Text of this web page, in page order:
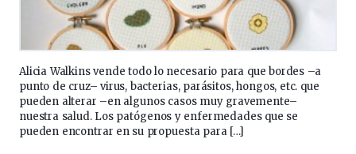
Alicia Walkins vende todo lo necesario para que bordes –a
punto de cruz– virus, bacterias, parásitos, hongos, etc. que
pueden alterar –en algunos casos muy gravemente–
nuestra salud. Los patógenos y enfermedades que se
pueden encontrar en su propuesta para […]